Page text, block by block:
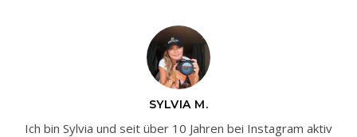
SYLVIA M.
Ich bin Sylvia und seit über 10 Jahren bei Instagram aktiv